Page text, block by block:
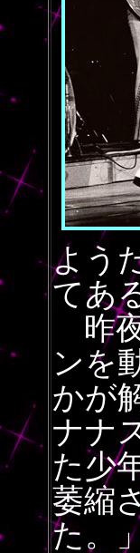
よう
てあ
昨
ンを
かが
ナナ
た少
萎縮
た。」